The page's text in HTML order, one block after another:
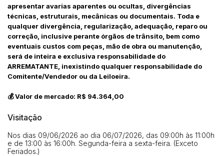
apresentar avarias aparentes ou ocultas, divergências
técnicas, estruturais, mecânicas ou documentais. Toda e
qualquer divergência, regularização, adequação, reparo ou
correção, inclusive perante órgãos de trânsito, bem como
eventuais custos com peças, mão de obra ou manutenção,
será de inteira e exclusiva responsabilidade do
ARREMATANTE, inexistindo qualquer responsabilidade do
Comitente/Vendedor ou da Leiloeira.
💰 Valor de mercado: R$ 94.364,00
Visitação
Nos dias 09/06/2026 ao dia 06/07/2026, das 09:00h às 11:00h
e de 13:00 às 16:00h. Segunda-feira a sexta-feira. (Exceto
Feriados.)